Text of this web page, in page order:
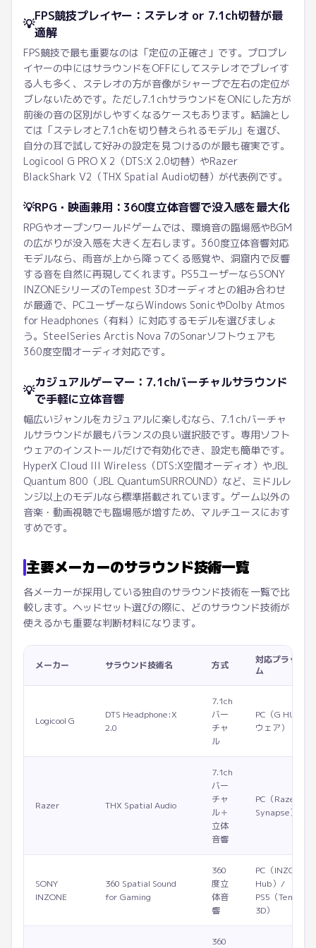
💡
FPS競技プレイヤー：ステレオ or 7.1ch切替が最
適解
FPS競技で最も重要なのは「定位の正確さ」です。プロプレ
イヤーの中にはサラウンドをOFFにしてステレオでプレイす
る人も多く、ステレオの方が音像がシャープで左右の定位が
ブレないためです。ただし7.1chサラウンドをONにした方が
前後の音の区別がしやすくなるケースもあります。結論とし
ては「ステレオと7.1chを切り替えられるモデル」を選び、
自分の耳で試して好みの設定を見つけるのが最も確実です。
Logicool G PRO X 2（DTS:X 2.0切替）やRazer
BlackShark V2（THX Spatial Audio切替）が代表例です。
💡RPG・映画兼用：360度立体音響で没入感を最大化
RPGやオープンワールドゲームでは、環境音の臨場感やBGM
の広がりが没入感を大きく左右します。360度立体音響対応
モデルなら、雨音が上から降ってくる感覚や、洞窟内で反響
する音を自然に再現してくれます。PS5ユーザーならSONY
INZONEシリーズのTempest 3Dオーディオとの組み合わせ
が最適で、PCユーザーならWindows SonicやDolby Atmos
for Headphones（有料）に対応するモデルを選びましょ
う。SteelSeries Arctis Nova 7のSonarソフトウェアも
360度空間オーディオ対応です。
💡
カジュアルゲーマー：7.1chバーチャルサラウンド
で手軽に立体音響
幅広いジャンルをカジュアルに楽しむなら、7.1chバーチャ
ルサラウンドが最もバランスの良い選択肢です。専用ソフト
ウェアのインストールだけで有効化でき、設定も簡単です。
HyperX Cloud III Wireless（DTS:X空間オーディオ）やJBL
Quantum 800（JBL QuantumSURROUND）など、ミドルレ
ンジ以上のモデルなら標準搭載されています。ゲーム以外の
音楽・動画視聴でも臨場感が増すため、マルチユースにおす
すめです。
主要メーカーのサラウンド技術一覧
各メーカーが採用している独自のサラウンド技術を一覧で比
較します。ヘッドセット選びの際に、どのサラウンド技術が
使えるかも重要な判断材料になります。
メーカー サラウンド技術名 方式
対応プラット
ム
Logicool G
DTS Headphone:X
2.0
7.1ch
バー
チャ
ル
PC（G HUBソ
ウェア）
Razer THX Spatial Audio
7.1ch
バー
チャ
ル＋
立体
音響
PC（Razer
Synapse）
SONY
INZONE
360 Spatial Sound
for Gaming
360
度立
体音
響
PC（INZONE
Hub）/
PS5（Tempest
3D）
360